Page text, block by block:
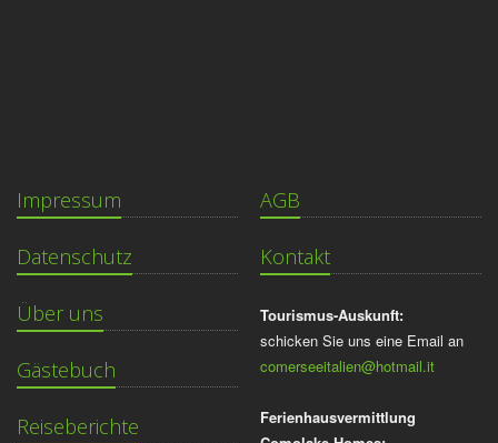
Impressum
Datenschutz
Über uns
Gästebuch
Reiseberichte
AGB
Kontakt
Tourismus-Auskunft:
schicken Sie uns eine Email an
comerseeitalien@hotmail.it
Ferienhausvermittlung